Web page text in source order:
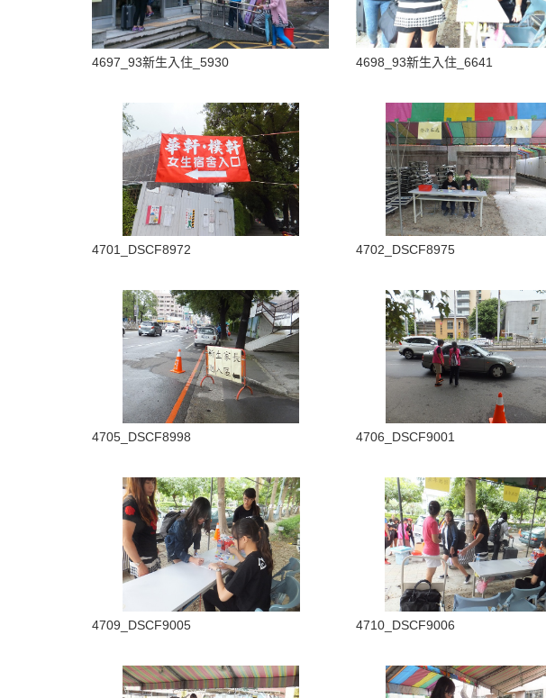
4697_93新生入住_5930 4698_93新生入住_6641
4701_DSCF8972 4702_DSCF8975
4705_DSCF8998 4706_DSCF9001
4709_DSCF9005 4710_DSCF9006